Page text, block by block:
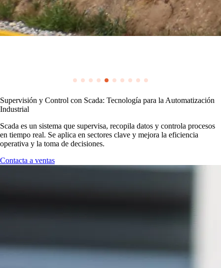
Supervisión y Control con Scada: Tecnología para la Automatización
Industrial
Scada es un sistema que supervisa, recopila datos y controla procesos
en tiempo real. Se aplica en sectores clave y mejora la eficiencia
operativa y la toma de decisiones.
Contacta a ventas